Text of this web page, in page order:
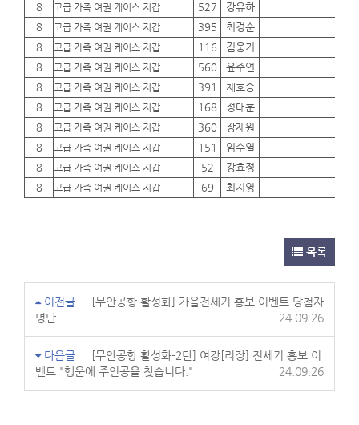
8
고급 가죽 여권 케이스 지갑 527 강유하
8
고급 가죽 여권 케이스 지갑 395 최경순
8
고급 가죽 여권 케이스 지갑 116 김웅기
8
고급 가죽 여권 케이스 지갑 560 윤주연
8
고급 가죽 여권 케이스 지갑 391 채호승
8
고급 가죽 여권 케이스 지갑 168 정대훈
8
고급 가죽 여권 케이스 지갑 360 장재원
8
고급 가죽 여권 케이스 지갑 151 임수열
8
고급 가죽 여권 케이스 지갑 52 강효정
8
고급 가죽 여권 케이스 지갑 69 최지영
목록
이전글
[무안공항 활성화] 가을전세기 홍보 이벤트 당첨자
명단
24.09.26
다음글
[무안공항 활성화-2탄] 여강[리장] 전세기 홍보 이
벤트 "행운에 주인공을 찾습니다."
24.09.26